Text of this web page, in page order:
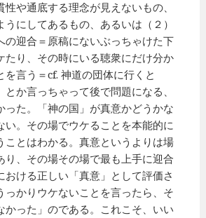
や通底する理念が見えないもの、
にしてあるもの、あるいは（２）
の迎合＝原稿にないぶっちゃけた下
たり、その時にいる聴衆にだけ分か
を言う＝cf. 神道の団体に行くと
とか言っちゃって後で問題になる、
った。「神の国」が真意かどうかな
い。その場でウケることを本能的に
ことはわかる。真意というよりは場
り、その場その場で最も上手に迎合
おける正しい「真意」として評価さ
っかりウケないことを言ったら、そ
かった」のである。これこそ、いい